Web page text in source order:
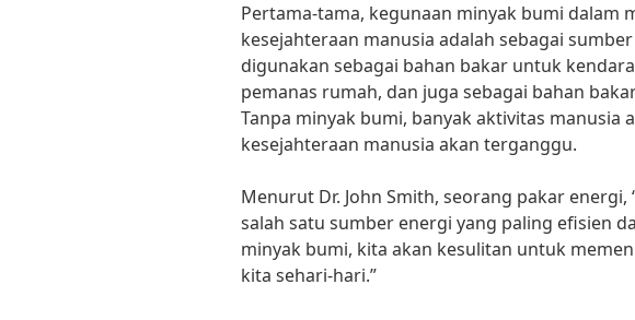
Pertama-tama, kegunaan minyak bumi dalam
kesejahteraan manusia adalah sebagai
digunakan sebagai bahan bakar untuk
pemanas rumah, dan juga sebagai bahan
Tanpa minyak bumi, banyak aktivitas manusia
kesejahteraan manusia akan terganggu.
Menurut Dr. John Smith, seorang pakar energi,
salah satu sumber energi yang paling efisien
minyak bumi, kita akan kesulitan untuk
kita sehari-hari.”